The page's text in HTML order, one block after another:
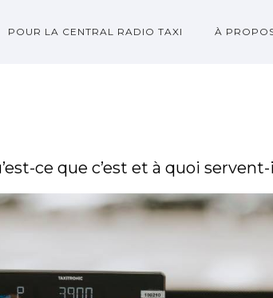
POUR LA CENTRAL RADIO TAXI À
ce que c’est et à quoi servent-